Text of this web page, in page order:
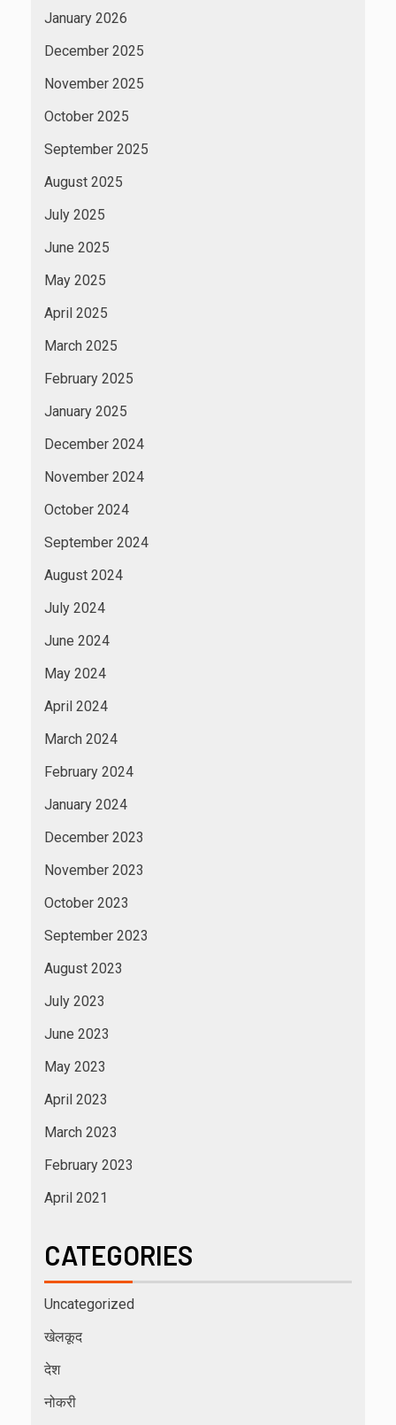
January 2026
December 2025
November 2025
October 2025
September 2025
August 2025
July 2025
June 2025
May 2025
April 2025
March 2025
February 2025
January 2025
December 2024
November 2024
October 2024
September 2024
August 2024
July 2024
June 2024
May 2024
April 2024
March 2024
February 2024
January 2024
December 2023
November 2023
October 2023
September 2023
August 2023
July 2023
June 2023
May 2023
April 2023
March 2023
February 2023
April 2021
CATEGORIES
Uncategorized
खेलकूद
देश
नोकरी